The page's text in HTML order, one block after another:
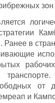
зон
Ранее в
от
и